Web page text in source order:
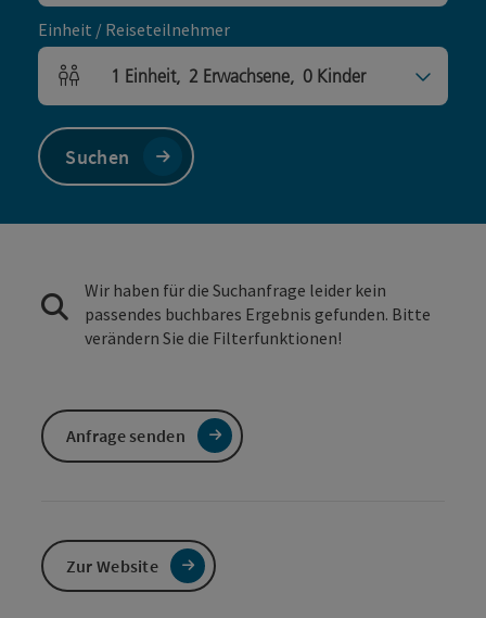
Einheit / Reiseteilnehmer
Einheitenanzahl und Personenfelder
1 Einheit, 2 Erwachsene, 0 Kinder
Suchen
Wir haben für die Suchanfrage leider kein
passendes buchbares Ergebnis gefunden. Bitte
verändern Sie die Filterfunktionen!
Anfrage senden
Zur Website